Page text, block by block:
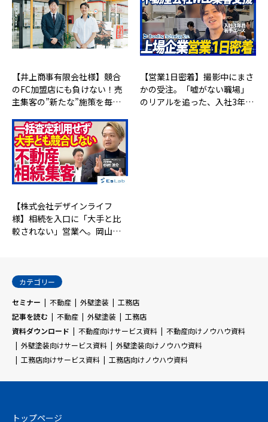
【井上商事有限会社様】競合
のFC加盟店にも負けない！売
主集客の”新たな”施策を毎…
【営業1日密着】撮影中にまさ
かの受注。「嘘がない職場」
のリアルを追った、入社3年…
【株式会社デザインライフ
様】相続を入口に「大手と比
較されない」営業へ。岡山…
カテゴリー
セミナー
不動産 外壁塗装
工務店
記事を読む
不動産 外壁塗装
工務店
資料ダウンロード
不動産向けサービス資料
不動産向けノウハウ資料
外壁塗装向けサービス資料
外壁塗装向けノウハウ資料
工務店向けサービス資料
工務店向けノウハウ資料
トップページ